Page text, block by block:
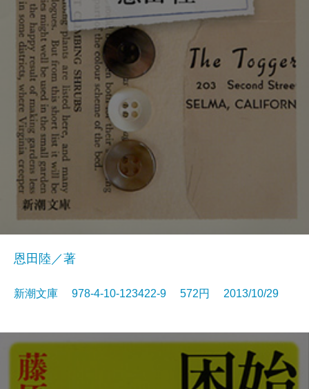
恩田陸／著
新潮文庫 978-4-10-123422-9 572円 2013/10/29